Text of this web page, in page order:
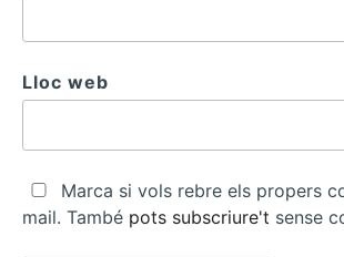
Lloc web
Marca si vols rebre els propers
mail. També pots subscriure't sense